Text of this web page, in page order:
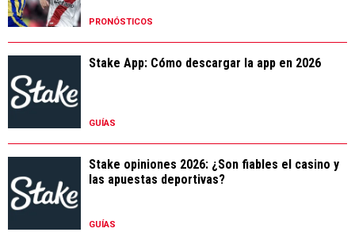
PRONÓSTICOS
Stake App: Cómo descargar la app en 2026
GUÍAS
Stake opiniones 2026: ¿Son fiables el casino y
las apuestas deportivas?
GUÍAS